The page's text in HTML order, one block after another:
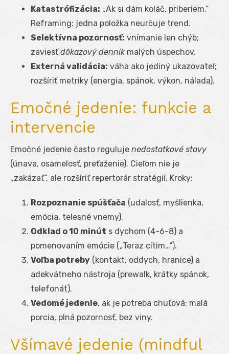
Katastrófizácia: „Ak si dám koláč, priberiem.“
Reframing: jedna položka neurčuje trend.
Selektívna pozornosť: vnímanie len chýb;
zaviesťdôkazový denníkmalých úspechov.
Externá validácia: váha ako jediný ukazovateľ;
rozšíriť metriky (energia, spánok, výkon, nálada).
Emočné jedenie: funkcie a
intervencie
Emočné jedenie často reguluje nedostatkové stavy
(únava, osamelosť, preťaženie). Cieľom nie je
„zakázať“, ale rozšíriť repertorár stratégií. Kroky:
Rozpoznanie spúšťača (udalosť, myšlienka,
emócia, telesné vnemy).
Odklad o 10 minút s dychom (4-6-8) a
pomenovaním emócie („Teraz cítim…“).
Voľba potreby (kontakt, oddych, hranice) a
adekvátneho nástroja (prewalk, krátky spánok,
telefonát).
Vedomé jedenie, ak je potreba chuťová: malá
porcia, plná pozornosť, bez viny.
Všímavé jedenie (mindful